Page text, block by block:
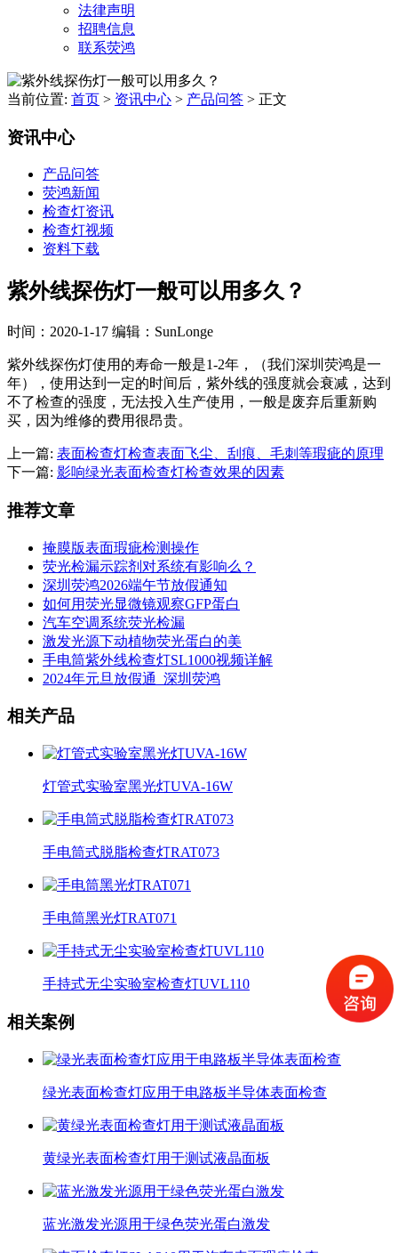
法律声明
招聘信息
联系荧鸿
当前位置: 首页 > 资讯中心 > 产品问答 > 正文
资讯中心
产品问答
荧鸿新闻
检查灯资讯
检查灯视频
资料下载
紫外线探伤灯一般可以用多久？
时间：2020-1-17 编辑：SunLonge
紫外线探伤灯使用的寿命一般是1-2年，（我们深圳荧鸿是一
年），使用达到一定的时间后，紫外线的强度就会衰减，达到
不了检查的强度，无法投入生产使用，一般是废弃后重新购
买，因为维修的费用很昂贵。
上一篇: 表面检查灯检查表面飞尘、刮痕、毛刺等瑕疵的原理
下一篇: 影响绿光表面检查灯检查效果的因素
推荐文章
掩膜版表面瑕疵检测操作
荧光检漏示踪剂对系统有影响么？
深圳荧鸿2026端午节放假通知
如何用荧光显微镜观察GFP蛋白
汽车空调系统荧光检漏
激发光源下动植物荧光蛋白的美
手电筒紫外线检查灯SL1000视频详解
2024年元旦放假通_深圳荧鸿
相关产品
灯管式实验室黑光灯UVA-16W
手电筒式脱脂检查灯RAT073
手电筒黑光灯RAT071
手持式无尘实验室检查灯UVL110
相关案例
绿光表面检查灯应用于电路板半导体表面检查
黄绿光表面检查灯用于测试液晶面板
蓝光激发光源用于绿色荧光蛋白激发